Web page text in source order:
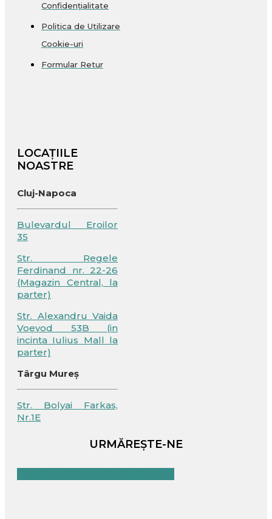
Confidențialitate
Politica de Utilizare
Cookie-uri
Formular Retur
LOCAȚIILE
NOASTRE
Cluj-Napoca
Bulevardul Eroilor
35
Str. Regele
Ferdinand nr. 22-26
(Magazin Central, la
parter)
Str. Alexandru Vaida
Voevod 53B (in
incinta Iulius Mall la
parter)
Târgu Mureș
Str. Bolyai Farkas,
Nr.1E
URMĂREȘTE-NE